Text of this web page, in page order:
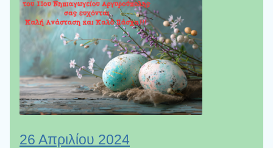
26 Απριλίου 2024